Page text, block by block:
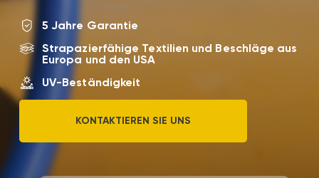
5 Jahre Garantie
Strapazierfähige Textilien und Beschläge aus
Europa und den USA
UV-Beständigkeit
KONTAKTIEREN SIE UNS